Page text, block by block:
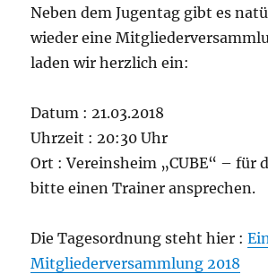
Neben dem Jugentag gibt es
wieder eine
laden wir herzlich ein:
Datum : 21.03.2018
Uhrzeit : 20:30 Uhr
Ort : Vereinsheim „CUBE“ – für
bitte einen Trainer ansprechen.
Die Tagesordnung steht hier :
Mitgliederversammlung 2018